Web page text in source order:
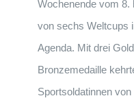
Wochenende vom 8.
von sechs Weltcups
Agenda. Mit drei
Bronzemedaille
Sportsoldatinnen